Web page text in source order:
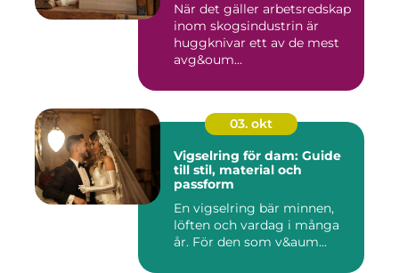
När det gäller arbetsredskap
inom skogsindustrin är
huggknivar ett av de mest
avg&oum...
03. okt
Vigselring för dam: Guide
till stil, material och
passform
En vigselring bär minnen,
löften och vardag i många
år. För den som v&aum...